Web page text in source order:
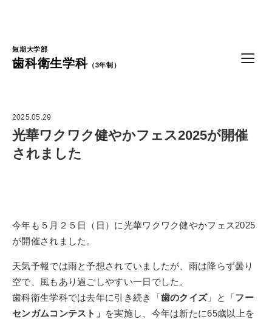
短期大学部
歯科衛生学科（3年制）
2025.05.29
光華ワクワク健やかフェス2025が開催
されました
今年も５月２５日（日）に光華ワクワク健やかフェス2025
が開催されました。
天気予報では雨と予想されていましたが、雨は降らず曇り
空で、風もあり過ごしやすい一日でした。
歯科衛生学科では去年に引き続き「歯のクイズ」と「フー
センガムコンテスト」 を実施し、今年は新たに65歳以上を